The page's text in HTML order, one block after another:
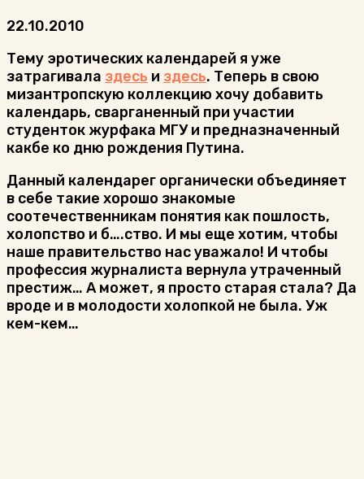
22.10.2010
Тему эротических календарей я уже
затрагивала здесь и здесь. Теперь в свою
мизантропскую коллекцию хочу добавить
календарь, сварганенный при участии
студенток журфака МГУ и предназначенный
какбе ко дню рождения Путина.
Данный календарег органически объединяет
в себе такие хорошо знакомые
соотечественникам понятия как пошлость,
холопство и б….ство. И мы еще хотим, чтобы
наше правительство нас уважало! И чтобы
профессия журналиста вернула утраченный
престиж… А может, я просто старая стала? Да
вроде и в молодости холопкой не была. Уж
кем-кем…